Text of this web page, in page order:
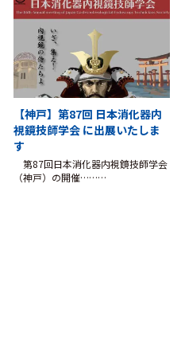
【神戸】第87回 日本消化器内
視鏡技師学会 に出展いたしま
す
第87回日本消化器内視鏡技師学会
（神戸）の開催………